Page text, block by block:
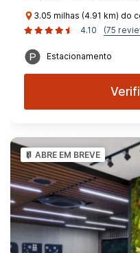
3.05 milhas (4.91 km) do
4.10
(75
Estacionamento
ABRE EM BREVE